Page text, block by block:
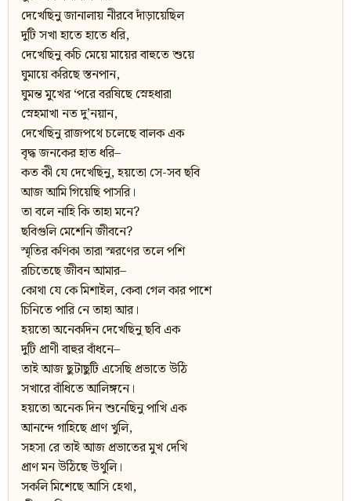
দেখেছিনু জানালায় নীরবে দাঁড়ায়েছিল
দুটি সখা হাতে হাতে ধরি,
দেখেছিনু কচি মেয়ে মায়ের বাহুতে শুয়ে
ঘুমায়ে করিছে স্তনপান,
ঘুমন্ত মুখের ‘পরে বরষিছে স্নেহধারা
স্নেহমাখা নত দু’নয়ান,
দেখেছিনু রাজপথে চলেছে বালক এক
বৃদ্ধ জনকের হাত ধরি–
কত কী যে দেখেছিনু, হয়তো সে-সব ছবি
আজ আমি গিয়েছি পাসরি।
তা বলে নাহি কি তাহা মনে?
ছবিগুলি মেশেনি জীবনে?
স্মৃতির কণিকা তারা স্মরণের তলে পশি
রচিতেছে জীবন আমার–
কোথা যে কে মিশাইল, কেবা গেল কার পাশে
চিনিতে পারি নে তাহা আর।
হয়তো অনেকদিন দেখেছিনু ছবি এক
দুটি প্রাণী বাহুর বাঁধনে–
তাই আজ ছুটাছুটি এসেছি প্রভাতে উঠি
সখারে বাঁধিতে আলিঙ্গনে।
হয়তো অনেক দিন শুনেছিনু পাখি এক
আনন্দে গাহিছে প্রাণ খুলি,
সহসা রে তাই আজ প্রভাতের মুখ দেখি
প্রাণ মন উঠিছে উথুলি।
সকলি মিশেছে আসি হেথা,